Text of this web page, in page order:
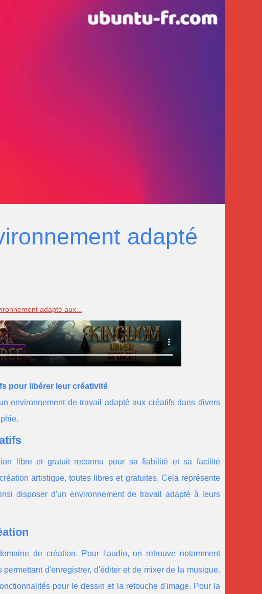
adapté
adapté aux...
pour libérer leur créativité
environnement de travail adapté aux créatifs dans divers
libre et gratuit reconnu pour sa fiabilité et sa facilité
artistique, toutes libres et gratuites. Cela représente
disposer d'un environnement de travail adapté à leurs
de création. Pour l'audio, on retrouve notamment
d'enregistrer, d'éditer et de mixer de la musique.
pour le dessin et la retouche d'image. Pour la